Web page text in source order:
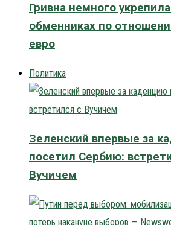
Гривна немного
обменниках по
евро
Политика
Зеленский впервые за
посетил Сербию:
Вучичем